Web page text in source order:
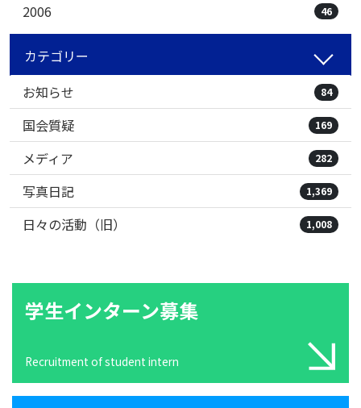
2006 46
カテゴリー
お知らせ
84
国会質疑 169
メディア 282
写真日記 1,369
日々の活動（旧） 1,008
学生インターン募集
Recruitment of student intern